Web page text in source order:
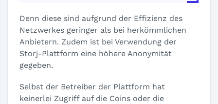
Denn diese sind aufgrund der Effizienz des
Netzwerkes geringer als bei herkömmlichen
Anbietern. Zudem ist bei Verwendung der
Storj-Plattform eine höhere Anonymität
gegeben.
Selbst der Betreiber der Plattform hat
keinerlei Zugriff auf die Coins oder die